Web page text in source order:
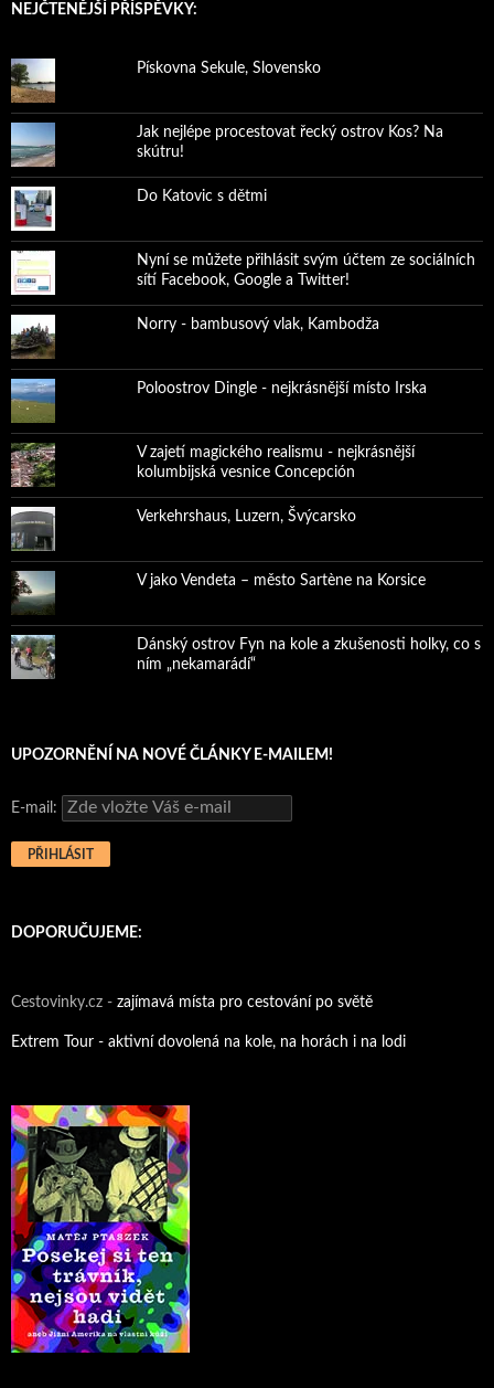
NEJČTENĚJŠÍ PŘÍSPĚVKY:
Pískovna Sekule, Slovensko
Jak nejlépe procestovat řecký ostrov Kos? Na
skútru!
Do Katovic s dětmi
Nyní se můžete přihlásit svým účtem ze sociálních
sítí Facebook, Google a Twitter!
Norry - bambusový vlak, Kambodža
Poloostrov Dingle - nejkrásnější místo Irska
V zajetí magického realismu - nejkrásnější
kolumbijská vesnice Concepción
Verkehrshaus, Luzern, Švýcarsko
V jako Vendeta – město Sartène na Korsice
Dánský ostrov Fyn na kole a zkušenosti holky, co s
ním „nekamarádí“
UPOZORNĚNÍ NA NOVÉ ČLÁNKY E-MAILEM!
E-mail:
DOPORUČUJEME:
Cestovinky.cz - zajímavá místa pro cestování po světě
Extrem Tour - aktivní dovolená na kole, na horách i na lodi